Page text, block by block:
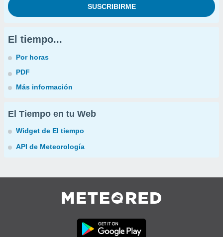
El tiempo...
Por horas
PDF
Más información
El Tiempo en tu Web
Widget de El tiempo
API de Meteorología